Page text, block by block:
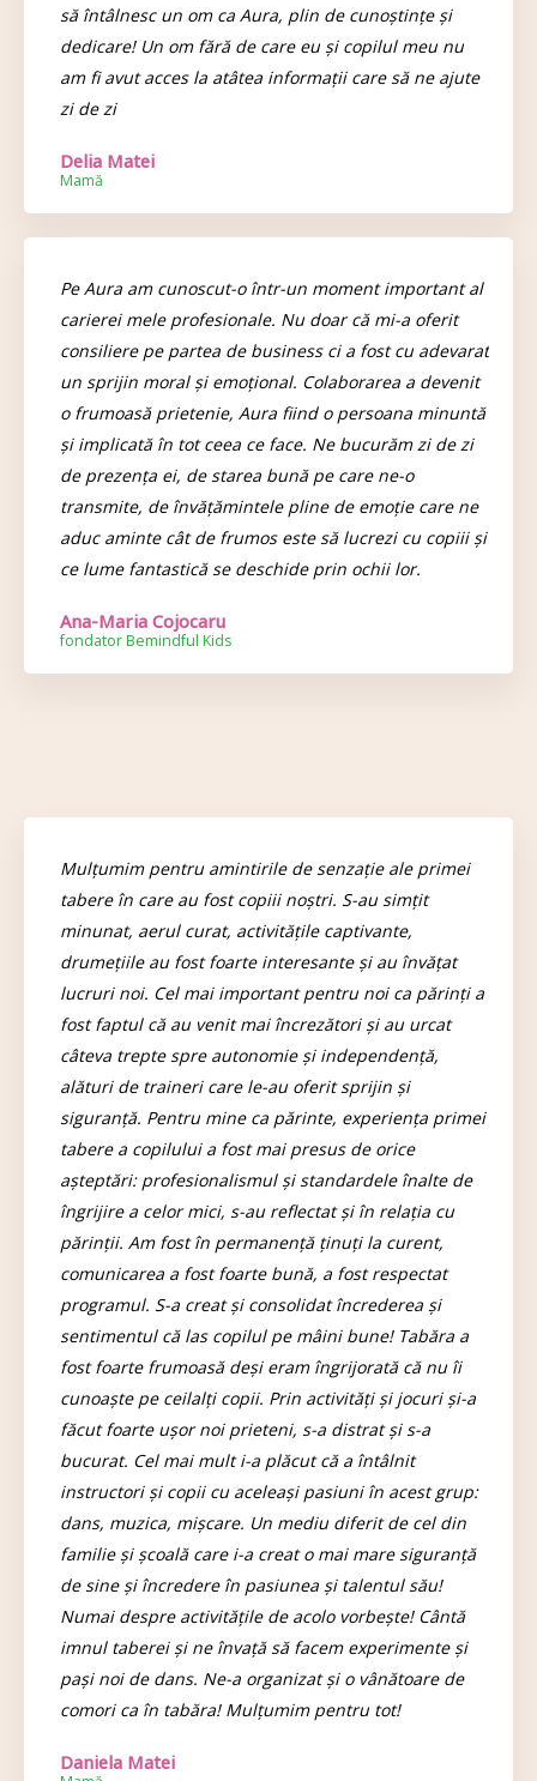
să întâlnesc un om ca Aura, plin de cunoștințe și
dedicare! Un om fără de care eu și copilul meu nu
am fi avut acces la atâtea informații care să ne ajute
zi de zi
Delia Matei
Mamă
Pe Aura am cunoscut-o într-un moment important al
carierei mele profesionale. Nu doar că mi-a oferit
consiliere pe partea de business ci a fost cu adevarat
un sprijin moral și emoțional. Colaborarea a devenit
o frumoasă prietenie, Aura fiind o persoana minuntă
și implicată în tot ceea ce face. Ne bucurăm zi de zi
de prezența ei, de starea bună pe care ne-o
transmite, de învățămintele pline de emoție care ne
aduc aminte cât de frumos este să lucrezi cu copiii și
ce lume fantastică se deschide prin ochii lor.
Ana-Maria Cojocaru
fondator Bemindful Kids
Mulțumim pentru amintirile de senzație ale primei
tabere în care au fost copiii noștri. S-au simțit
minunat, aerul curat, activitățile captivante,
drumețiile au fost foarte interesante și au învățat
lucruri noi. Cel mai important pentru noi ca părinți a
fost faptul că au venit mai încrezători și au urcat
câteva trepte spre autonomie și independență,
alături de traineri care le-au oferit sprijin și
siguranță. Pentru mine ca părinte, experiența primei
tabere a copilului a fost mai presus de orice
așteptări: profesionalismul și standardele înalte de
îngrijire a celor mici, s-au reflectat și în relația cu
părinții. Am fost în permanență ținuți la curent,
comunicarea a fost foarte bună, a fost respectat
programul. S-a creat și consolidat încrederea și
sentimentul că las copilul pe mâini bune! Tabăra a
fost foarte frumoasă deși eram îngrijorată că nu îi
cunoaște pe ceilalți copii. Prin activități și jocuri și-a
făcut foarte ușor noi prieteni, s-a distrat și s-a
bucurat. Cel mai mult i-a plăcut că a întâlnit
instructori și copii cu aceleași pasiuni în acest grup:
dans, muzica, mișcare. Un mediu diferit de cel din
familie și școală care i-a creat o mai mare siguranță
de sine și încredere în pasiunea și talentul său!
Numai despre activitățile de acolo vorbește! Cântă
imnul taberei și ne învață să facem experimente și
pași noi de dans. Ne-a organizat și o vânătoare de
comori ca în tabăra! Mulțumim pentru tot!
Daniela Matei